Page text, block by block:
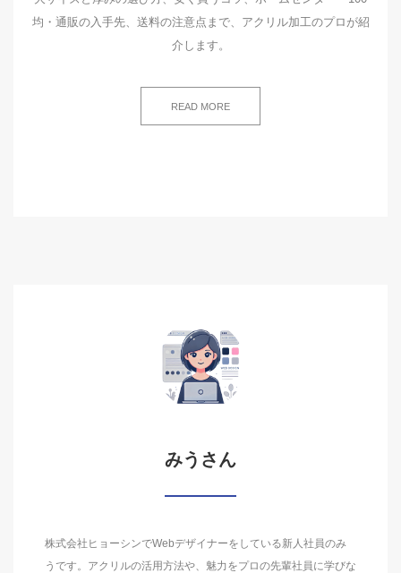
均・通販の入手先、送料の注意点まで、アクリル加工のプロが紹
介します。
READ MORE
みうさん
株式会社ヒョーシンでWebデザイナーをしている新人社員のみ
うです。アクリルの活用方法や、魅力をプロの先輩社員に学びな